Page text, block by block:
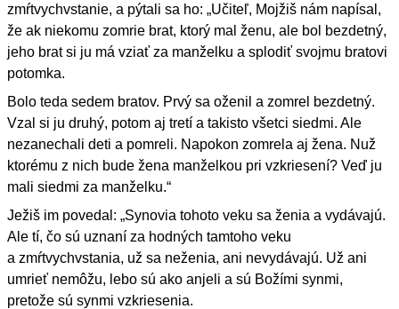
zmŕtvychvstanie, a pýtali sa ho: „Učiteľ, Mojžiš nám napísal,
že ak niekomu zomrie brat, ktorý mal ženu, ale bol bezdetný,
jeho brat si ju má vziať za manželku a splodiť svojmu bratovi
potomka.
Bolo teda sedem bratov. Prvý sa oženil a zomrel bezdetný.
Vzal si ju druhý, potom aj tretí a takisto všetci siedmi. Ale
nezanechali deti a pomreli. Napokon zomrela aj žena. Nuž
ktorému z nich bude žena manželkou pri vzkriesení? Veď ju
mali siedmi za manželku.“
Ježiš im povedal: „Synovia tohoto veku sa ženia a vydávajú.
Ale tí, čo sú uznaní za hodných tamtoho veku
a zmŕtvychvstania, už sa neženia, ani nevydávajú. Už ani
umrieť nemôžu, lebo sú ako anjeli a sú Božími synmi,
pretože sú synmi vzkriesenia.